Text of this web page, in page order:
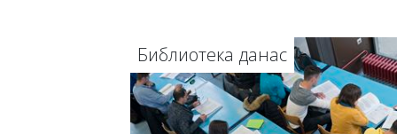
Библиотека данас